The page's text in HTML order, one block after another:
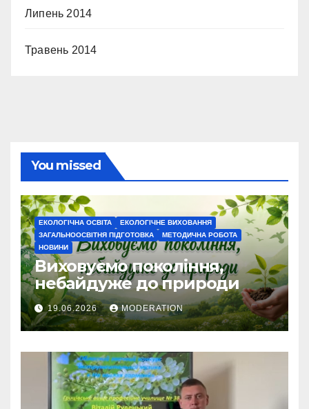
Липень 2014
Травень 2014
You missed
ЕКОЛОГІЧНА ОСВІТА
ЕКОЛОГІЧНЕ ВИХОВАННЯ
ЗАГАЛЬНООСВІТНЯ ПІДГОТОВКА
МЕТОДИЧНА РОБОТА
НОВИНИ
Виховуємо покоління,
небайдуже до природи
19.06.2026 MODERATION